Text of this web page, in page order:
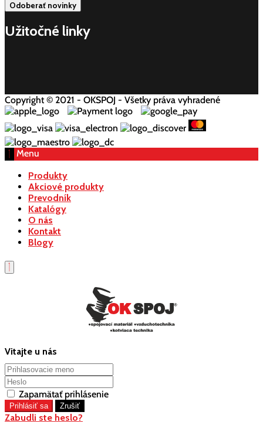
Užitočné linky
Copyright © 2021 - OKSPOJ - Všetky práva vyhradené
Menu
Produkty
Akciové produkty
Prevodník
Katalógy
O nás
Kontakt
Blogy
Vitajte u nás
Zapamätať prihlásenie
Zabudli ste heslo?